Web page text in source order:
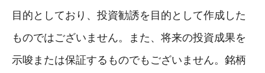
目的としており、投資勧誘を目的として作成した
ものではございません。また、将来の投資成果を
示唆または保証するものでもございません。銘柄